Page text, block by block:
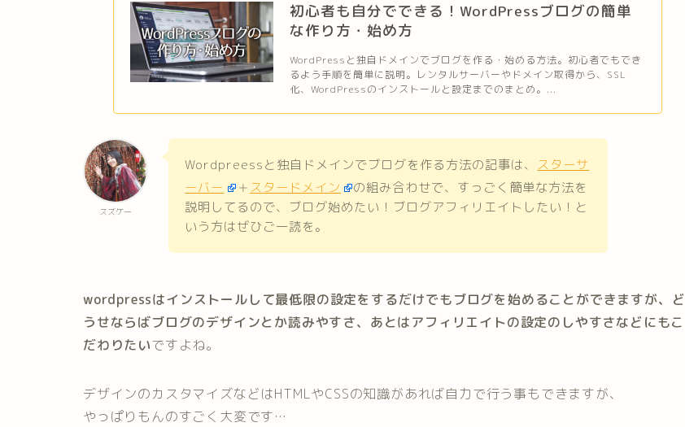
初心者も自分でできる！WordPressブログの簡単
な作り方・始め方
WordPressと独自ドメインでブログを作る・始める方法。初心者でもでき
るよう手順を簡単に説明。レンタルサーバーやドメイン取得から、SSL
化、WordPressのインストールと設定までのまとめ。...
スズケー
Wordpreessと独自ドメインでブログを作る方法の記事は、 スターサ
ーバー
＋ スタードメイン
の組み合わせで、すっごく簡単な方法を
説明してるので、ブログ始めたい！ブログアフィリエイトしたい！と
いう方はぜひご一読を。
wordpressはインストールして最低限の設定をするだけでもブログを始めることができますが、ど
うせならばブログのデザインとか読みやすさ、あとはアフィリエイトの設定のしやすさなどにもこ
だわりたいですよね。
デザインのカスタマイズなどはHTMLやCSSの知識があれば自力で行う事もできますが、
やっぱりもんのすごく大変です…